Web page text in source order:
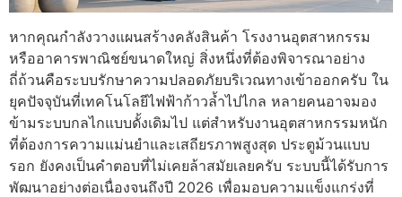
หากคุณกำลังวางแผนสร้างคลังสินค้า โรงงานอุตสาหกรรม
หรืออาคารพาณิชย์ขนาดใหญ่ สิ่งหนึ่งที่ต้องพิจารณาอย่าง
ถี่ถ้วนคือระบบรักษาความปลอดภัยบริเวณทางเข้าออกครับ ใน
ยุคปัจจุบันที่เทคโนโลยีไฟฟ้าก้าวล้ำไปไกล หลายคนอาจมอง
ข้ามระบบกลไกแบบดั้งเดิมไป แต่สำหรับงานอุตสาหกรรมหนัก
ที่ต้องการความแม่นยำและเสถียรภาพสูงสุด ประตูม้วนแบบ
รอก ยังคงเป็นคำตอบที่ไม่เคยล้าสมัยเลยครับ ระบบนี้ได้รับการ
พัฒนาอย่างต่อเนื่องจนถึงปี 2026 เพื่อมอบความแข็งแกร่งที่